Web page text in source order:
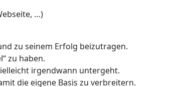
…)
zu seinem Erfolg beizutragen.
zu haben.
irgendwann untergeht.
die eigene Basis zu verbreitern.